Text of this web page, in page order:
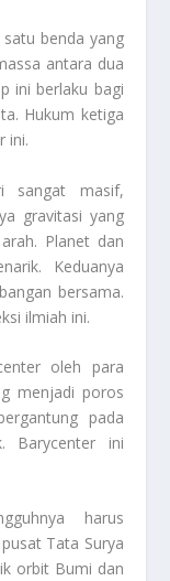
benda yang
antara dua
ini berlaku bagi
Hukum ketiga
ini.
sangat masif,
gravitasi yang
Planet dan
Keduanya
bersama.
ilmiah ini.
oleh para
menjadi poros
pada
Barycenter ini
harus
Tata Surya
orbit Bumi dan